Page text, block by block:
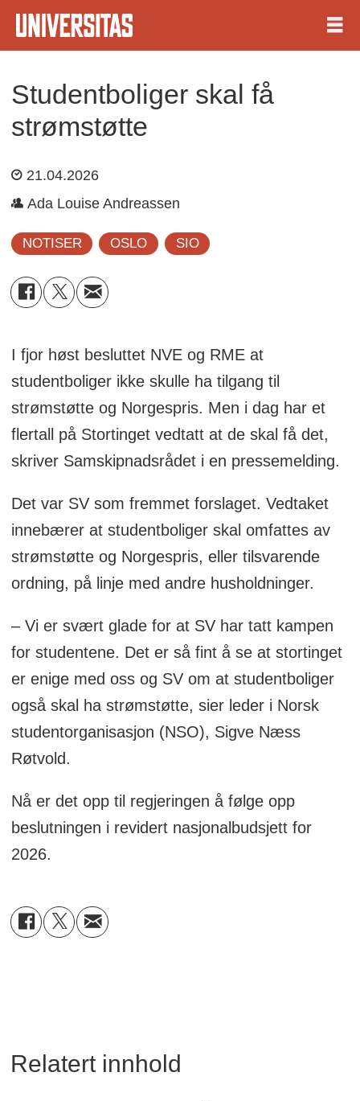
Studentboliger skal få
strømstøtte
21.04.2026
Ada Louise Andreassen
NOTISER OSLO SIO
I fjor høst besluttet NVE og RME at
studentboliger ikke skulle ha tilgang til
strømstøtte og Norgespris. Men i dag har et
flertall på Stortinget vedtatt at de skal få det,
skriver Samskipnadsrådet i en pressemelding.
Det var SV som fremmet forslaget. Vedtaket
innebærer at studentboliger skal omfattes av
strømstøtte og Norgespris, eller tilsvarende
ordning, på linje med andre husholdninger.
– Vi er svært glade for at SV har tatt kampen
for studentene. Det er så fint å se at stortinget
er enige med oss og SV om at studentboliger
også skal ha strømstøtte, sier leder i Norsk
studentorganisasjon (NSO), Sigve Næss
Røtvold.
Nå er det opp til regjeringen å følge opp
beslutningen i revidert nasjonalbudsjett for
2026.
Relatert innhold